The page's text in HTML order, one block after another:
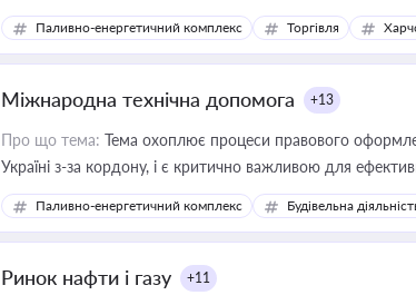
Паливно-енергетичний комплекс Торгівля
Міжнародна технічна допомога +13
Про що тема: Тема охоплює процеси правового
Україні з-за кордону, і є критично важливою для
інфраструктурних проєктів
Паливно-енергетичний комплекс Будівельна
Ринок нафти і газу +11